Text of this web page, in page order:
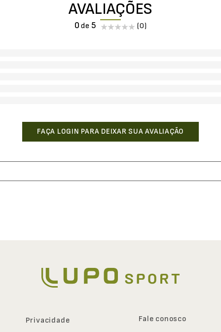
AVALIAÇÕES
0 (0)
Privacidade Fale conosco